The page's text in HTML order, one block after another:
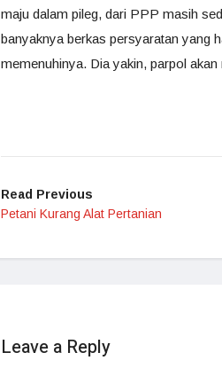
maju dalam pileg, dari PPP masih
banyaknya berkas persyaratan yang
memenuhinya. Dia yakin, parpol
Read Previous
Petani Kurang Alat Pertanian
Leave a Reply